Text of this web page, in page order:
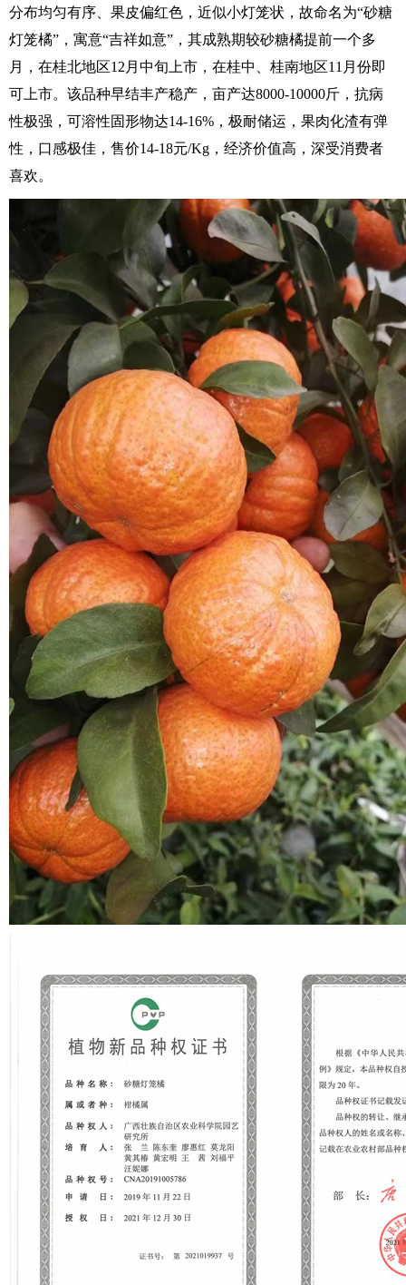
分布均匀有序、果皮偏红色，近似小灯笼状，故命名为“砂糖
灯笼橘”，寓意“吉祥如意”，其成熟期较砂糖橘提前一个多
月，在桂北地区12月中旬上市，在桂中、桂南地区11月份即
可上市。该品种早结丰产稳产，亩产达8000-10000斤，抗病
性极强，可溶性固形物达14-16%，极耐储运，果肉化渣有弹
性，口感极佳，售价14-18元/Kg，经济价值高，深受消费者
喜欢。